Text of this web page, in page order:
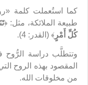
كما استُعملت كلمة
طبيعة الملائكة، مثل: ﴿
كُلِّ أَمْرٍ ﴾ (القدر: 4).
وتتطلَّب دراسة الرُّوح
المقصود بهذه الروح
من مخلوقات الله.